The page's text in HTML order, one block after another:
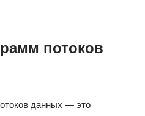
потоков
данных — это